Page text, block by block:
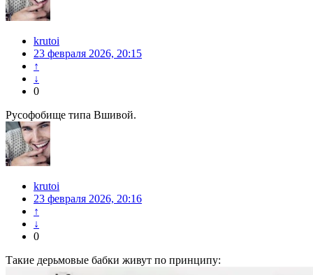
krutoi
23 февраля 2026, 20:15
↑
↓
0
Русофобище типа Вшивой.
krutoi
23 февраля 2026, 20:16
↑
↓
0
Такие дерьмовые бабки живут по принципу: